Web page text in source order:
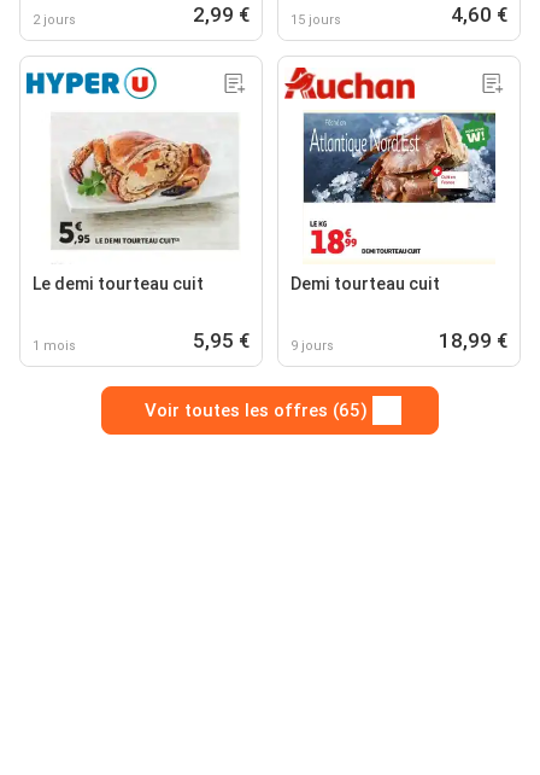
2 jours 2,99 € 15 jours 4,60 €
Le demi tourteau cuit
1 mois 5,95 €
Demi tourteau cuit
9 jours 18,99 €
Voir toutes les offres (65)